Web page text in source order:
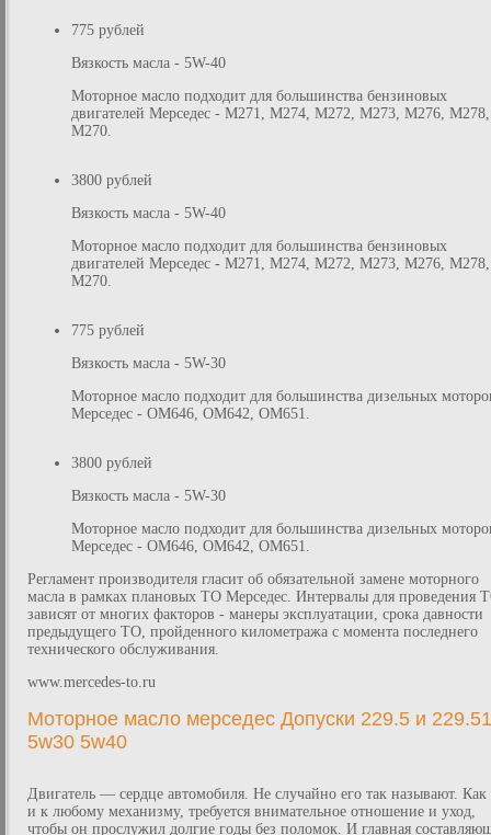
775 рублей
Вязкость масла - 5W-40
Моторное масло подходит для большинства бензиновых
двигателей Мерседес - M271, M274, M272, M273, M276, M278,
M270.
3800 рублей
Вязкость масла - 5W-40
Моторное масло подходит для большинства бензиновых
двигателей Мерседес - M271, M274, M272, M273, M276, M278,
M270.
775 рублей
Вязкость масла - 5W-30
Моторное масло подходит для большинства дизельных
Мерседес - OM646, OM642, OM651.
3800 рублей
Вязкость масла - 5W-30
Моторное масло подходит для большинства дизельных
Мерседес - OM646, OM642, OM651.
Регламент производителя гласит об обязательной замене моторного
масла в рамках плановых ТО Мерседес. Интервалы для проведения
зависят от многих факторов - манеры эксплуатации, срока давности
предыдущего ТО, пройденного километража с момента последнего
технического обслуживания.
www.mercedes-to.ru
Моторное масло мерседес Допуски 229.5 и 229.51
5w30 5w40
Двигатель — сердце автомобиля. Не случайно его так называют. Как
и к любому механизму, требуется внимательное отношение и уход,
чтобы он прослужил долгие годы без поломок. И главная